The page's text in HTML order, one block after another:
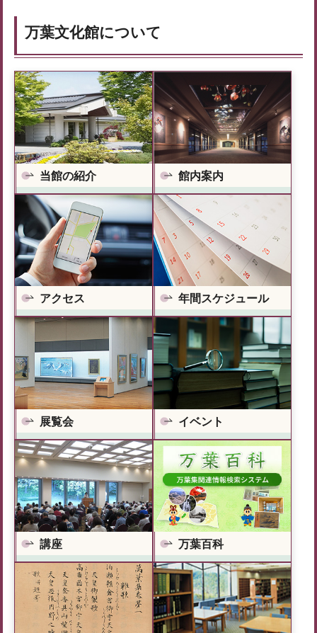
万葉文化館について
当館の紹介 館内案内
アクセス 年間スケジュール
展覧会 イベント
講座 万葉百科